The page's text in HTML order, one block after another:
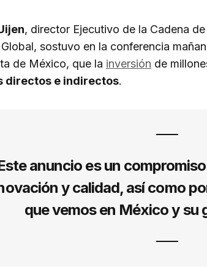
, director Ejecutivo de la Cadena
sostuvo en la conferencia
de México, que la inversión de
directos e indirectos.
anuncio es un
y calidad, así como
que vemos en México y su